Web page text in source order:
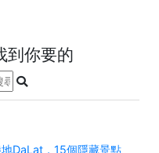
到你要的
地DaLat，15個隱藏景點